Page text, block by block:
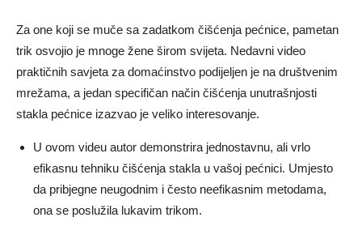
Za one koji se muče sa zadatkom čišćenja pećnice, pametan
trik osvojio je mnoge žene širom svijeta. Nedavni video
praktičnih savjeta za domaćinstvo podijeljen je na društvenim
mrežama, a jedan specifičan način čišćenja unutrašnjosti
stakla pećnice izazvao je veliko interesovanje.
U ovom videu autor demonstrira jednostavnu, ali vrlo
efikasnu tehniku ​​čišćenja stakla u vašoj pećnici. Umjesto
da pribjegne neugodnim i često neefikasnim metodama,
ona se poslužila lukavim trikom.